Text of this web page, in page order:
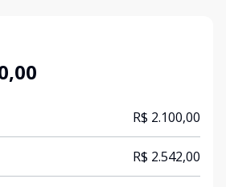
R$ 2.100,00
R$ 2.542,00